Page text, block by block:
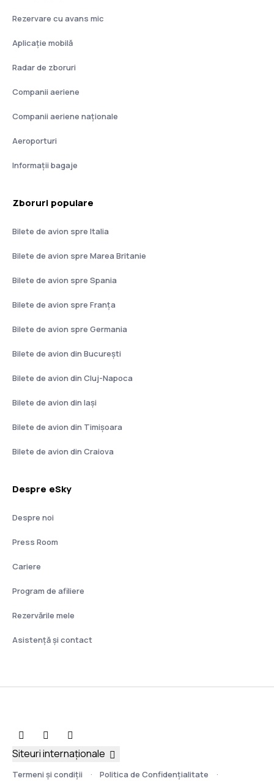
Rezervare cu avans mic
Aplicație mobilă
Radar de zboruri
Companii aeriene
Companii aeriene naţionale
Aeroporturi
Informații bagaje
Zboruri populare
Bilete de avion spre Italia
Bilete de avion spre Marea Britanie
Bilete de avion spre Spania
Bilete de avion spre Franţa
Bilete de avion spre Germania
Bilete de avion din București
Bilete de avion din Cluj-Napoca
Bilete de avion din Iași
Bilete de avion din Timișoara
Bilete de avion din Craiova
Despre eSky
Despre noi
Press Room
Cariere
Program de afiliere
Rezervările mele
Asistenţă şi contact
Termeni şi condiţii Politica de Confidențialitate
Siteuri internaționale